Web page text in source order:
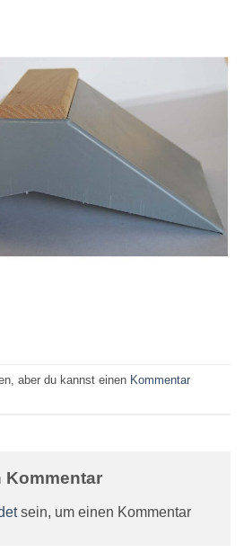
aber du kannst einen Kommentar
Kommentar
sein, um einen Kommentar